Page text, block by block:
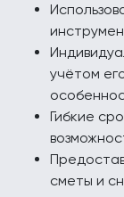
учётом
Гибкие
сметы и